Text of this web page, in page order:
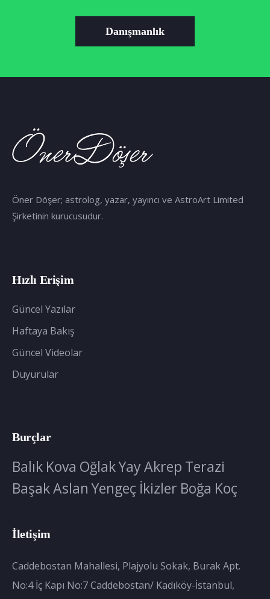
Danışmanlık
Öner Döşer; astrolog, yazar, yayıncı ve AstroArt Limited
Şirketinin kurucusudur.
Hızlı Erişim
Güncel Yazılar
Haftaya Bakış
Güncel Videolar
Duyurular
Burçlar
Balık Kova OğlakYayAkrep Terazi
BaşakAslan Yengeç İkizler Boğa Koç
İletişim
Caddebostan Mahallesi, Plajyolu Sokak, Burak Apt.
No:4 İç Kapı No:7 Caddebostan/ Kadıköy-İstanbul,